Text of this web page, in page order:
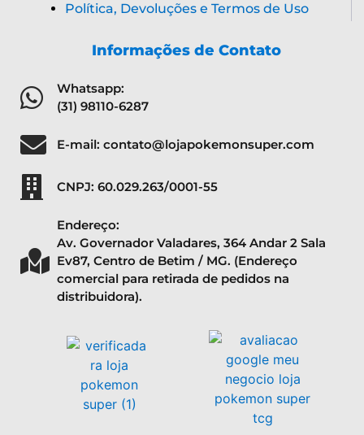
Política, Devoluções e Termos de Uso
Informações de Contato
Whatsapp:
(31) 98110-6287
E-mail: contato@lojapokemonsuper.com
CNPJ: 60.029.263/0001-55
Endereço:
Av. Governador Valadares, 364 Andar 2 Sala
Ev87, Centro de Betim / MG. (Endereço
comercial para retirada de pedidos na
distribuidora).